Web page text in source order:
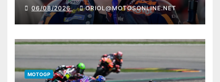
06/08/2026 ORIOL@MOTOSONLINE.NET
MOTOGP